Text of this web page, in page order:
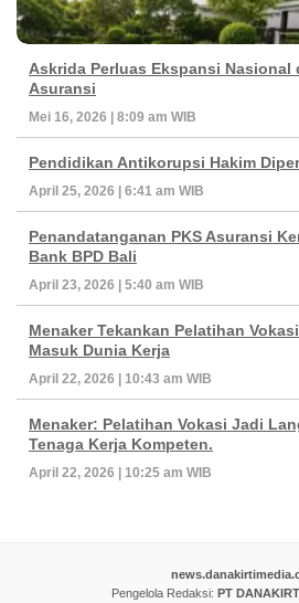
Askrida Perluas Ekspansi Nasional
Asuransi
Mei 16, 2026 | 8:09 am WIB
Pendidikan Antikorupsi Hakim
April 25, 2026 | 6:41 am WIB
Penandatanganan PKS Asuransi
Bank BPD Bali
April 23, 2026 | 5:40 am WIB
Menaker Tekankan Pelatihan
Masuk Dunia Kerja
April 22, 2026 | 10:43 am WIB
Menaker: Pelatihan Vokasi Jadi
Tenaga Kerja Kompeten.
April 22, 2026 | 10:25 am WIB
Pengelola Redaksi: PT